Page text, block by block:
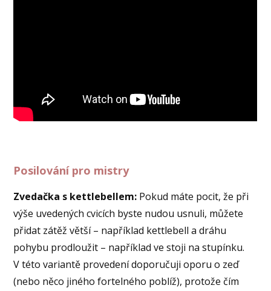
Posilování pro mistry
Zvedačka s kettlebellem: Pokud máte pocit, že při
výše uvedených cvicích byste nudou usnuli, můžete
přidat zátěž větší – například kettlebell a dráhu
pohybu prodloužit – například ve stoji na stupínku.
V této variantě provedení doporučuji oporu o zeď
(nebo něco jiného fortelného poblíž), protože čím